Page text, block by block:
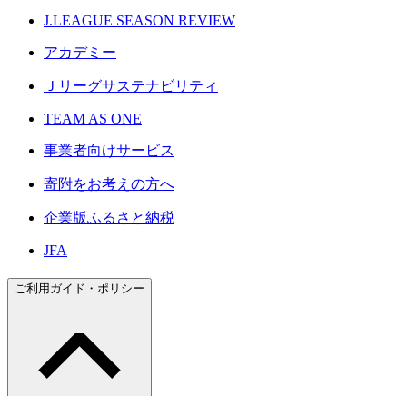
J.LEAGUE SEASON REVIEW
アカデミー
Ｊリーグサステナビリティ
TEAM AS ONE
事業者向けサービス
寄附をお考えの方へ
企業版ふるさと納税
JFA
ご利用ガイド・ポリシー